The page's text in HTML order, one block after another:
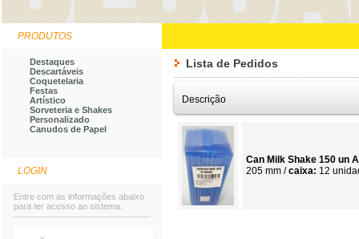
PRODUTOS
Destaques
Descartáveis
Coquetelaria
Festas
Artístico
Sorveteria e Shakes
Personalizado
Canudos de Papel
LOGIN
Entre com as informações abaixo
para ter acesso ao sistema:
Lista de Pedidos
Descrição
Can Milk Shake 150 un
205 mm /caixa: 12